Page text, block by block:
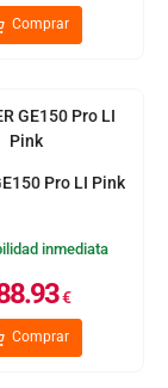
Comprar
Pro LI Pink
inmediata
€
Comprar